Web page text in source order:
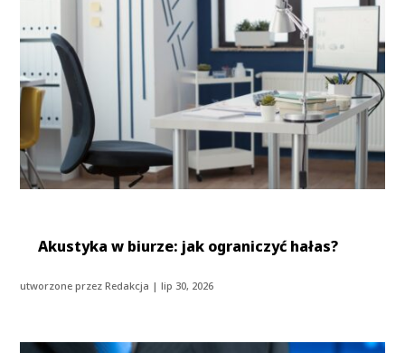
Akustyka w biurze: jak ograniczyć hałas?
utworzone przezRedakcja |lip 30, 2026